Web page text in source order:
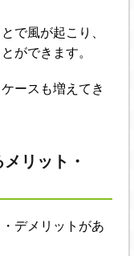
で風が起こり、
ができます。
ースも増えてき
リット・
デメリットがあ